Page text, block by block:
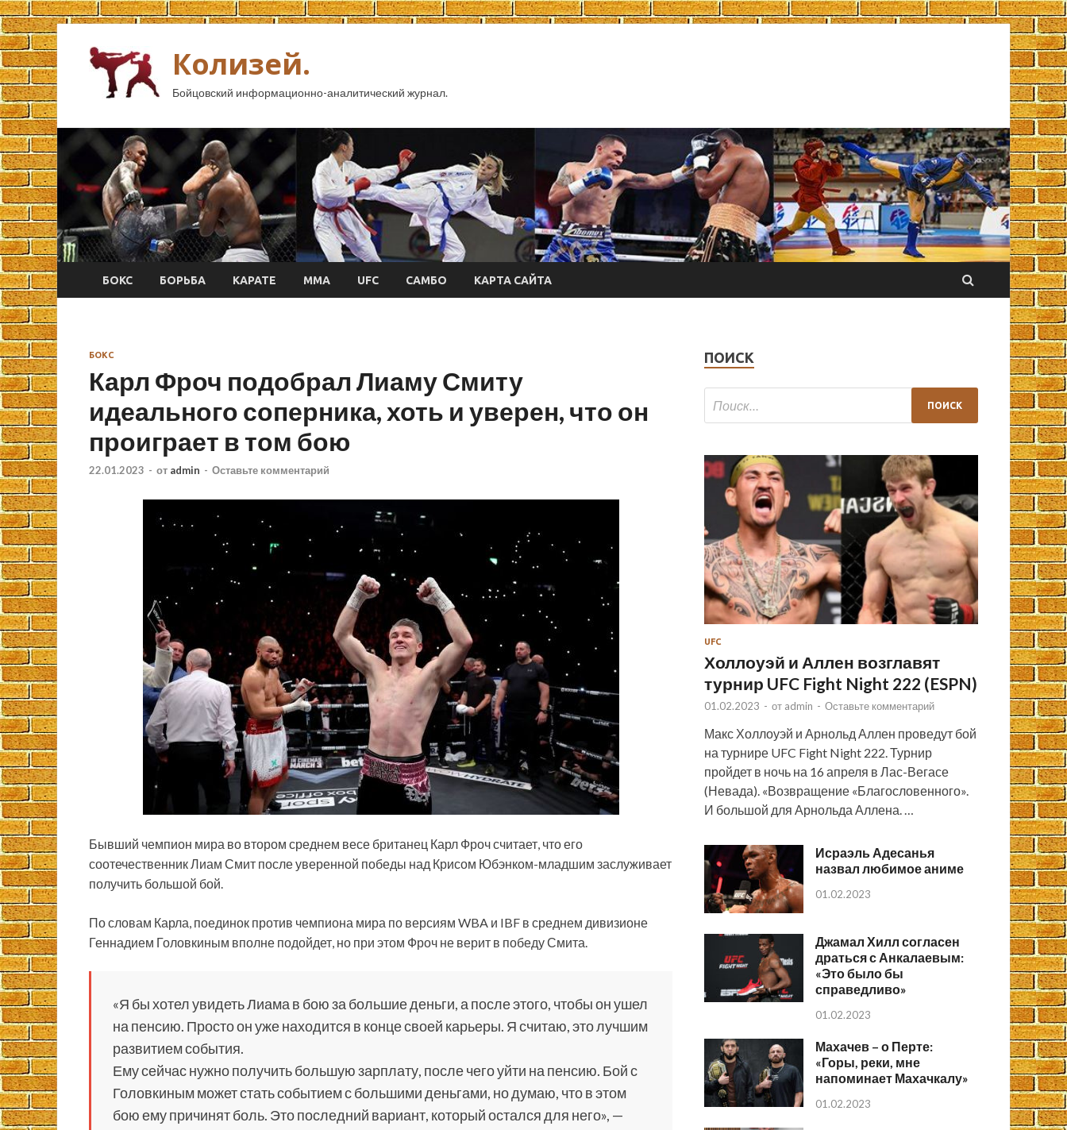
Колизей.
Бойцовский информационно-аналитический журнал.
БОКС БОРЬБА КАРАТЕ ММА UFC САМБО КАРТА САЙТА
БОКС
Карл Фроч подобрал Лиаму Смиту
идеального соперника, хоть и уверен, что он
проиграет в том бою
22.01.2023 - от admin - Оставьте комментарий
Бывший чемпион мира во втором среднем весе британец Карл Фроч считает, что его
соотечественник Лиам Смит после уверенной победы над Крисом Юбэнком-младшим заслуживает
получить большой бой.
По словам Карла, поединок против чемпиона мира по версиям WBA и IBF в среднем дивизионе
Геннадием Головкиным вполне подойдет, но при этом Фроч не верит в победу Смита.
«Я бы хотел увидеть Лиама в бою за большие деньги, а после этого, чтобы он ушел
на пенсию. Просто он уже находится в конце своей карьеры. Я считаю, это лучшим
развитием события.
Ему сейчас нужно получить большую зарплату, после чего уйти на пенсию. Бой с
Головкиным может стать событием с большими деньгами, но думаю, что в этом
бою ему причинят боль. Это последний вариант, который остался для него», —
ПОИСК
UFC
Холлоуэй и Аллен возглавят
турнир UFC Fight Night 222 (ESPN)
01.02.2023 - от admin - Оставьте комментарий
Макс Холлоуэй и Арнольд Аллен проведут бой
на турнире UFC Fight Night 222. Турнир
пройдет в ночь на 16 апреля в Лас-Вегасе
(Невада). «Возвращение «Благословенного».
И большой для Арнольда Аллена. …
Исраэль Адесанья
назвал любимое аниме
01.02.2023
Джамал Хилл согласен
драться с Анкалаевым:
«Это было бы
справедливо»
01.02.2023
Махачев – о Перте:
«Горы, реки, мне
напоминает Махачкалу»
01.02.2023